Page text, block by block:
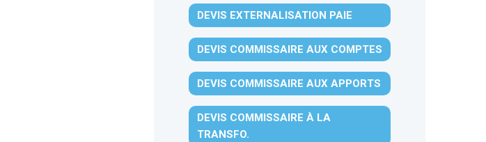
DEVIS EXTERNALISATION PAIE
DEVIS COMMISSAIRE AUX COMPTES
DEVIS COMMISSAIRE AUX APPORTS
DEVIS COMMISSAIRE À LA
TRANSFO.